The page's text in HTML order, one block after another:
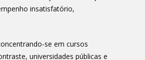
insatisfatório,
se em cursos
universidades públicas e